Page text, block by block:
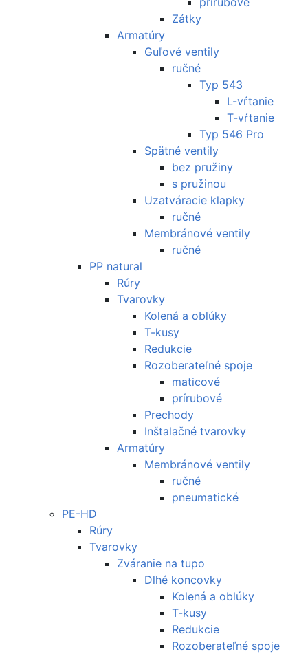
Zátky
Armatúry
Guľové ventily
ručné
Typ 543
L-vŕtanie
T-vŕtanie
Typ 546 Pro
Spätné ventily
bez pružiny
s pružinou
Uzatváracie klapky
ručné
Membránové ventily
ručné
PP natural
Rúry
Tvarovky
Kolená a oblúky
T-kusy
Redukcie
Rozoberateľné spoje
maticové
prírubové
Prechody
Inštalačné tvarovky
Armatúry
Membránové ventily
ručné
pneumatické
PE-HD
Rúry
Tvarovky
Zváranie na tupo
Dlhé koncovky
Kolená a oblúky
T-kusy
Redukcie
Rozoberateľné spoje